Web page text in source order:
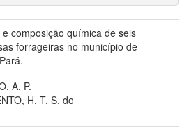
e composição química de seis
forrageiras no município de
A. P.
H. T. S. do